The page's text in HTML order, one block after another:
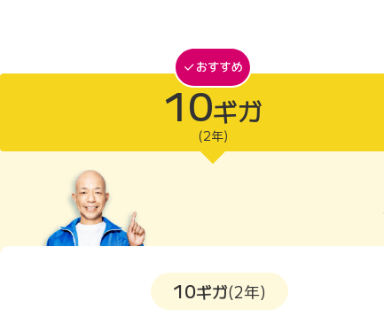
10ギガ
(2年)
10ギガ(2年)